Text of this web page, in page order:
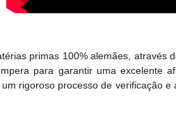
primas 100% alemães,
para garantir uma excelente
rigoroso processo de verificação